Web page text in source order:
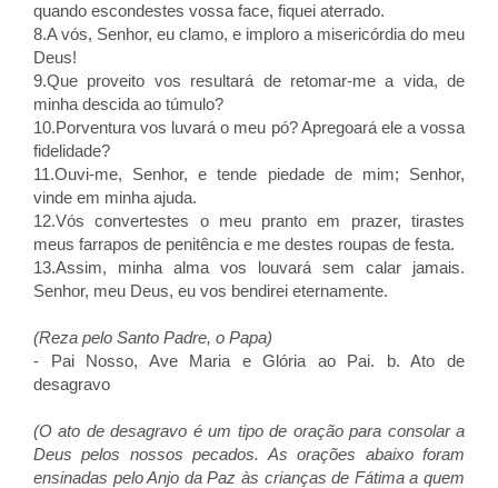
quando escondestes vossa face, fiquei aterrado.
8.A vós, Senhor, eu clamo, e imploro a misericórdia do meu
Deus!
9.Que proveito vos resultará de retomar-me a vida, de
minha descida ao túmulo?
10.Porventura vos luvará o meu pó? Apregoará ele a vossa
fidelidade?
11.Ouvi-me, Senhor, e tende piedade de mim; Senhor,
vinde em minha ajuda.
12.Vós convertestes o meu pranto em prazer, tirastes
meus farrapos de penitência e me destes roupas de festa.
13.Assim, minha alma vos louvará sem calar jamais.
Senhor, meu Deus, eu vos bendirei eternamente.
(Reza pelo Santo Padre, o Papa)
- Pai Nosso, Ave Maria e Glória ao Pai. b. Ato de
desagravo
(O ato de desagravo é um tipo de oração para consolar a
Deus pelos nossos pecados. As orações abaixo foram
ensinadas pelo Anjo da Paz às crianças de Fátima a quem